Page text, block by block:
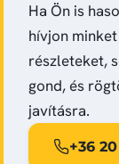
Ha Ön is
hívjon
részleteket,
gond, és
javításra.
+36